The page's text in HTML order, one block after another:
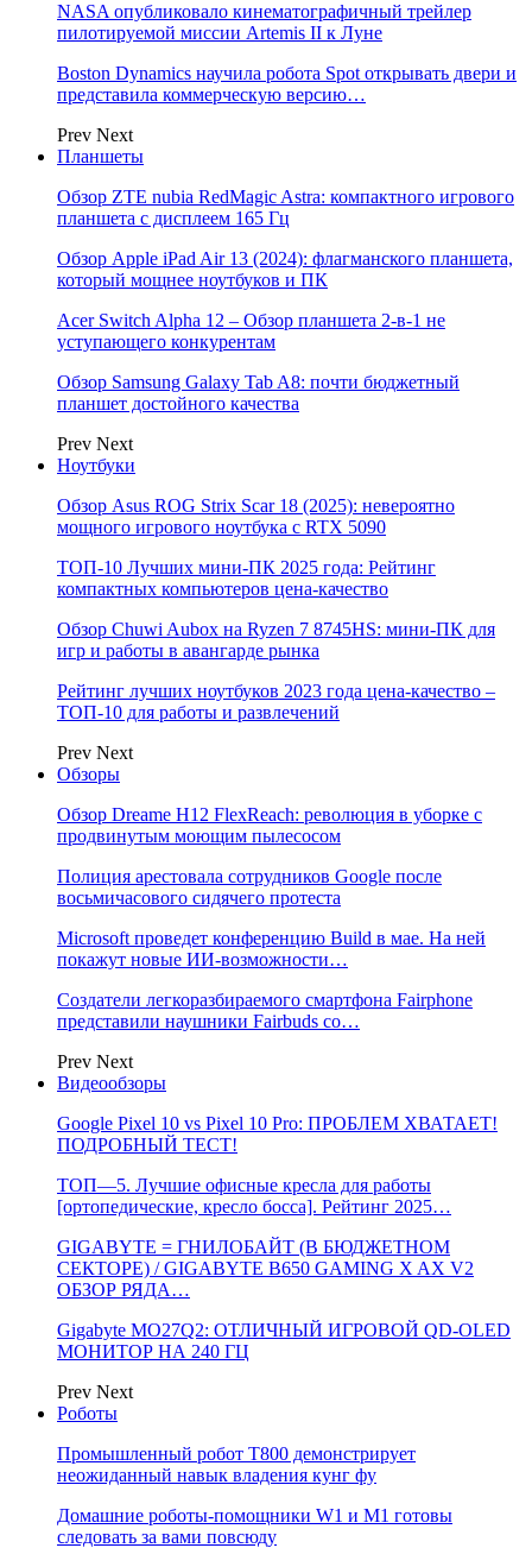
NASA опубликовало кинематографичный трейлер
пилотируемой миссии Artemis II к Луне
Boston Dynamics научила робота Spot открывать двери и
представила коммерческую версию…
Prev Next
Планшеты
Обзор ZTE nubia RedMagic Astra: компактного игрового
планшета с дисплеем 165 Гц
Обзор Apple iPad Air 13 (2024): флагманского планшета,
который мощнее ноутбуков и ПК
Acer Switch Alpha 12 – Обзор планшета 2-в-1 не
уступающего конкурентам
Обзор Samsung Galaxy Tab A8: почти бюджетный
планшет достойного качества
Prev Next
Ноутбуки
Обзор Asus ROG Strix Scar 18 (2025): невероятно
мощного игрового ноутбука с RTX 5090
ТОП-10 Лучших мини-ПК 2025 года: Рейтинг
компактных компьютеров цена-качество
Обзор Chuwi Aubox на Ryzen 7 8745HS: мини-ПК для
игр и работы в авангарде рынка
Рейтинг лучших ноутбуков 2023 года цена-качество –
ТОП-10 для работы и развлечений
Prev Next
Обзоры
Обзор Dreame H12 FlexReach: революция в уборке с
продвинутым моющим пылесосом
Полиция арестовала сотрудников Google после
восьмичасового сидячего протеста
Microsoft проведет конференцию Build в мае. На ней
покажут новые ИИ-возможности…
Создатели легкоразбираемого смартфона Fairphone
представили наушники Fairbuds со…
Prev Next
Видеообзоры
Google Pixel 10 vs Pixel 10 Pro: ПРОБЛЕМ ХВАТАЕТ!
ПОДРОБНЫЙ ТЕСТ!
ТОП—5. Лучшие офисные кресла для работы
[ортопедические, кресло босса]. Рейтинг 2025…
GIGABYTE = ГНИЛОБАЙТ (В БЮДЖЕТНОМ
СЕКТОРЕ) / GIGABYTE B650 GAMING X AX V2
ОБЗОР РЯДА…
Gigabyte MO27Q2: ОТЛИЧНЫЙ ИГРОВОЙ QD-OLED
МОНИТОР НА 240 ГЦ
Prev Next
Роботы
Промышленный робот Т800 демонстрирует
неожиданный навык владения кунг фу
Домашние роботы-помощники W1 и M1 готовы
следовать за вами повсюду